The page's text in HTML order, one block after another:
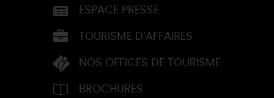
ESPACE PRESSE
TOURISME D’AFFAIRES
NOS OFFICES DE TOURISME
BROCHURES